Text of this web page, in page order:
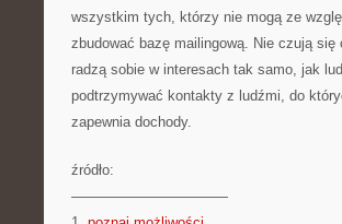
wszystkim tych, którzy nie mogą ze
zbudować bazę mailingową. Nie czują
radzą sobie w interesach tak samo, jak
podtrzymywać kontakty z ludźmi, do
zapewnia dochody.
źródło:
———————————